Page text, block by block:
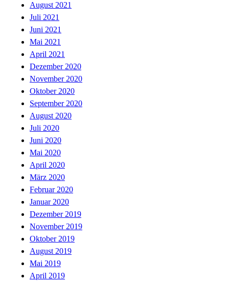
August 2021
Juli 2021
Juni 2021
Mai 2021
April 2021
Dezember 2020
November 2020
Oktober 2020
September 2020
August 2020
Juli 2020
Juni 2020
Mai 2020
April 2020
März 2020
Februar 2020
Januar 2020
Dezember 2019
November 2019
Oktober 2019
August 2019
Mai 2019
April 2019